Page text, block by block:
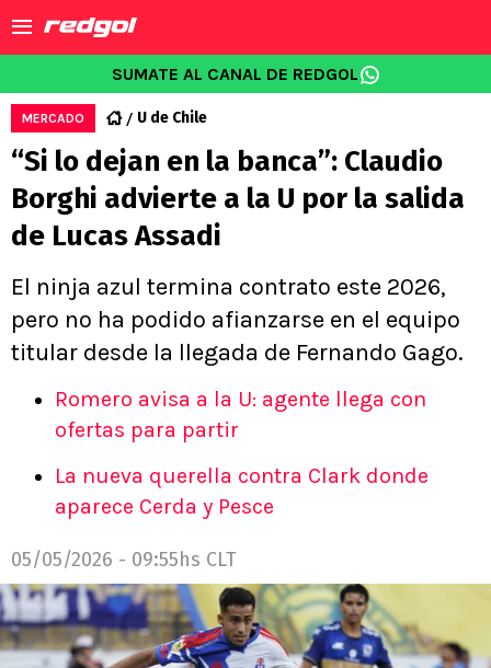
SUMATE AL CANAL DE REDGOL
MERCADO U de Chile
“Si lo dejan en la banca”: Claudio
Borghi advierte a la U por la salida
de Lucas Assadi
El ninja azul termina contrato este 2026,
pero no ha podido afianzarse en el equipo
titular desde la llegada de Fernando Gago.
Romero avisa a la U: agente llega con
ofertas para partir
La nueva querella contra Clark donde
aparece Cerda y Pesce
05/05/2026 - 09:55hs CLT